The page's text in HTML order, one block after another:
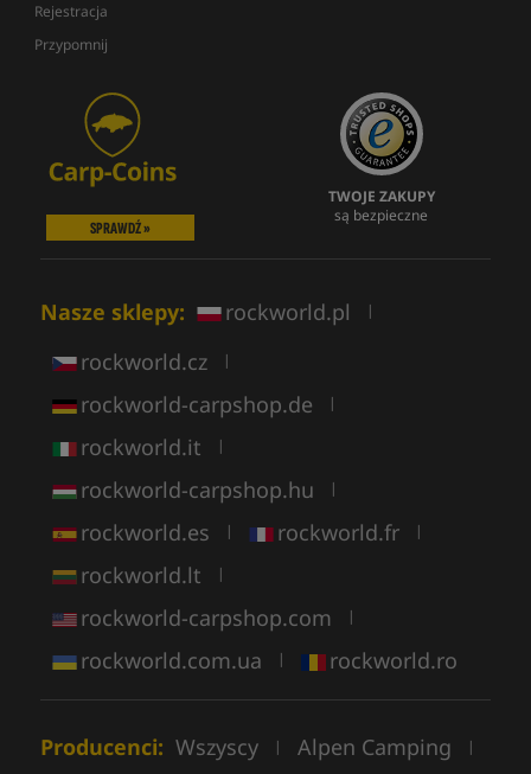
Rejestracja
Przypomnij
SPRAWDŹ »
TWOJE ZAKUPY
są bezpieczne
Nasze sklepy: rockworld.pl |
rockworld.cz |
rockworld-carpshop.de |
rockworld.it |
rockworld-carpshop.hu |
rockworld.es | rockworld.fr |
rockworld.lt |
rockworld-carpshop.com |
rockworld.com.ua | rockworld.ro
Producenci: Wszyscy | Alpen Camping |